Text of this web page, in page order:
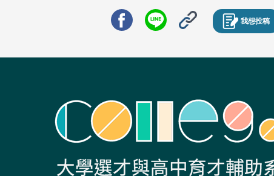
我想投稿